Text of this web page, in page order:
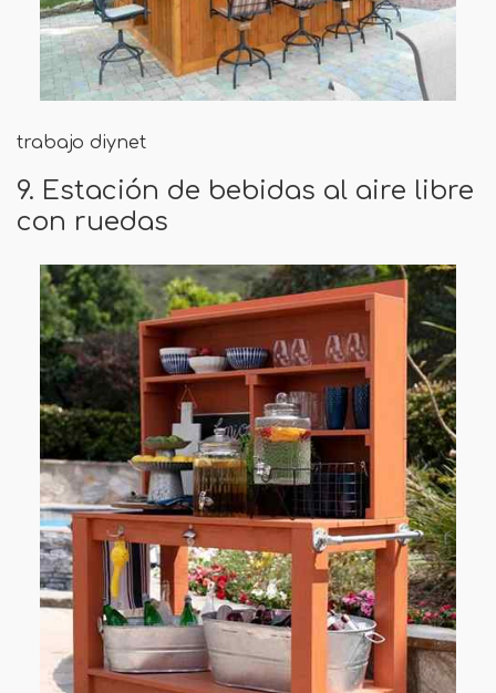
trabajo diynet
9. Estación de bebidas al aire libre
con ruedas